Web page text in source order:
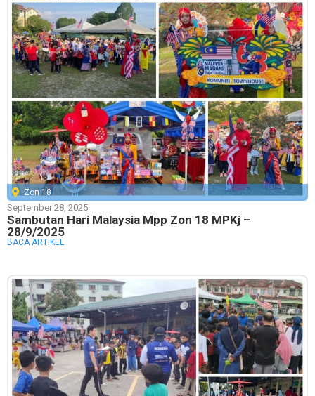
Zon 18
September 28, 2025
Sambutan Hari Malaysia Mpp Zon 18 MPKj –
28/9/2025
BACA ARTIKEL